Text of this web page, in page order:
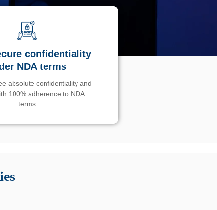
confidentiality
NDA terms
absolute confidentiality and
100% adherence to NDA
terms
utili su prestazioni, privacy e supporto.